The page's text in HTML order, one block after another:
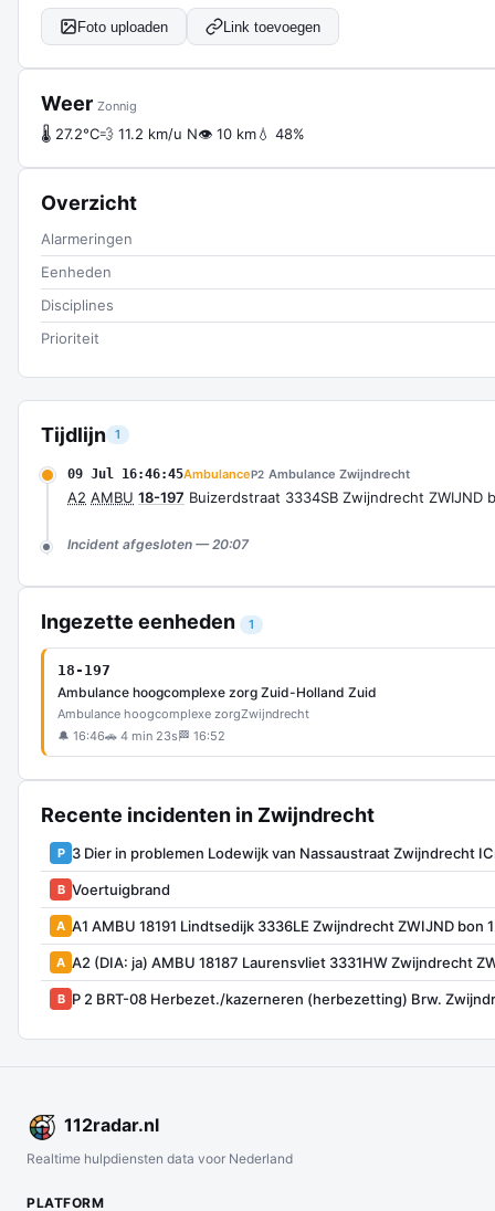
Tijdlijn 1
09 Jul 16:46:45AmbulanceP2 Ambulance Zwijndrecht
A2 AMBU 18-197 Buizerdstraat 3334SB Zwijndrecht ZWIJND
Incident afgesloten — 20:07
Ingezette eenheden 1
18-197
Ambulance hoogcomplexe zorg Zuid-Holland Zuid
Ambulance hoogcomplexe zorgZwijndrecht
🔔 16:46🚗 4 min 23s 🏁 16:52
Recente incidenten in Zwijndrecht
P 3 Dier in problemen Lodewijk van Nassaustraat Zwijndrecht
B Voertuigbrand
A A1 AMBU 18191 Lindtsedijk 3336LE Zwijndrecht ZWIJND bon
A A2 (DIA: ja) AMBU 18187 Laurensvliet 3331HW Zwijndrecht
B P 2 BRT-08 Herbezet./kazerneren (herbezetting) Brw.
Foto uploaden Link toevoegen
Weer Zonnig
🌡 27.2°C💨 11.2 km/u N👁 10 km💧 48%
Overzicht
Alarmeringen
Eenheden
Disciplines
Prioriteit
112radar.nl
Realtime hulpdiensten data voor Nederland
PLATFORM